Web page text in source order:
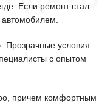
Если ремонт стал
Прозрачные условия
с опытом
причем комфортным